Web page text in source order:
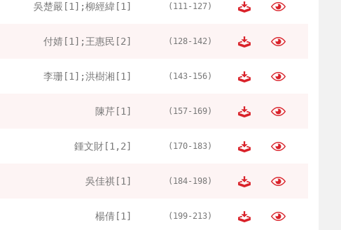
吳楚嚴[1];柳經緯[1] (111-127)
付婧[1];王惠民[2] (128-142)
李珊[1];洪樹湘[1] (143-156)
陳芹[1] (157-169)
鍾文財[1,2] (170-183)
吳佳祺[1] (184-198)
楊倩[1] (199-213)